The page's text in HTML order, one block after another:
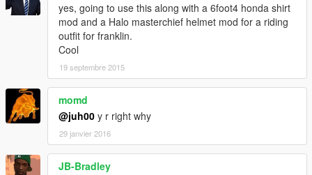
yes, going to use this along with a 6foot4 honda shirt
mod and a Halo masterchief helmet mod for a riding
outfit for franklin.
Cool
19 septembre 2015
momd
@juh00 y r right why
29 janvier 2016
JB-Bradley